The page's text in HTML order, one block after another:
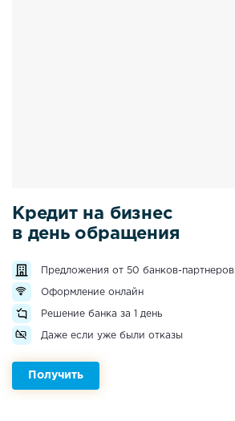
Кредит на бизнес
в день обращения
Предложения от 50 банков-партнеров
Оформление онлайн
Решение банка за 1 день
Даже если уже были отказы
Получить